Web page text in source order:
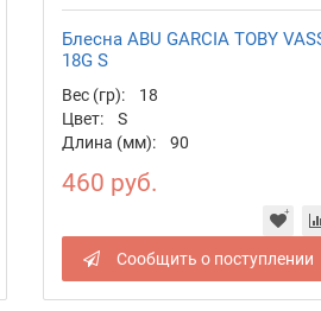
Блесна ABU GARCIA TOBY
18G S
Вес (гр):
18
Цвет:
S
Длина (мм):
90
460 руб.
Сообщить о поступлении